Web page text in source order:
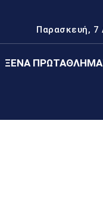
Παρασκευή, 7
ΞΈΝΑ